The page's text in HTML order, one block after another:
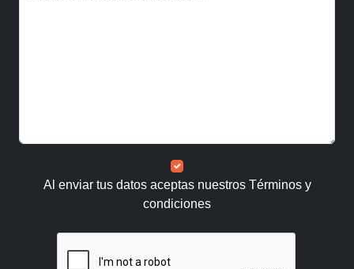
Al enviar tus datos aceptas nuestros Términos y
condiciones